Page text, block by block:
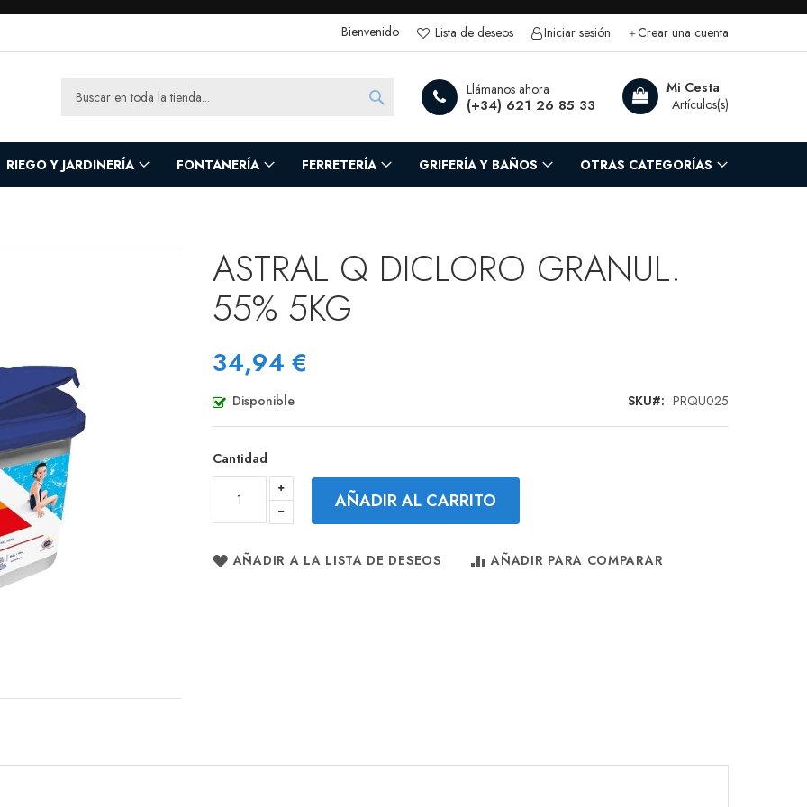
Bienvenido Lista de deseos Iniciar sesión Crear una cuenta
Mi Cesta
Llámanos ahora
(+34) 621 26 85 33
Search
RIEGO Y JARDINERÍA FONTANERÍA FERRETERÍA GRIFERÍA Y BAÑOS OTRAS CATEGORÍAS
ASTRAL Q DICLORO GRANUL.
55% 5KG
34,94 €
Disponible SKU PRQU025
Cantidad
AÑADIR AL CARRITO
AÑADIR A LA LISTA DE DESEOS AÑADIR PARA COMPARAR